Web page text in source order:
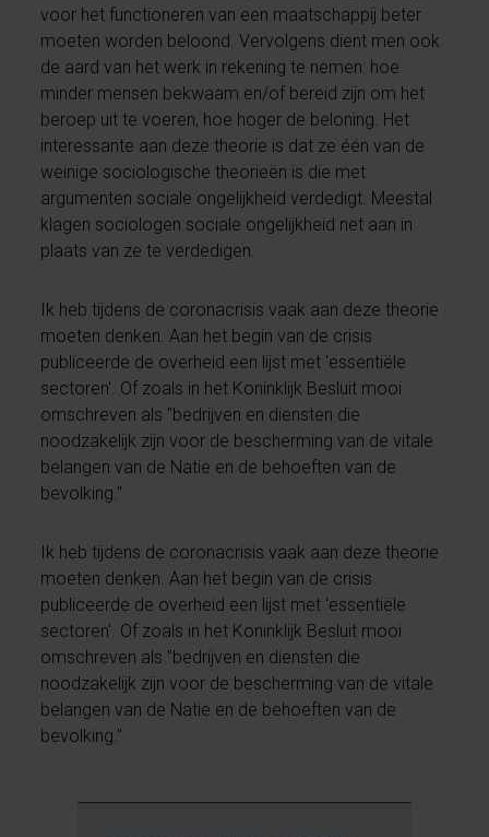
voor het functioneren van een maatschappij beter
moeten worden beloond. Vervolgens dient men ook
de aard van het werk in rekening te nemen: hoe
minder mensen bekwaam en/of bereid zijn om het
beroep uit te voeren, hoe hoger de beloning. Het
interessante aan deze theorie is dat ze één van de
weinige sociologische theorieën is die met
argumenten sociale ongelijkheid verdedigt. Meestal
klagen sociologen sociale ongelijkheid net aan in
plaats van ze te verdedigen.
Ik heb tijdens de coronacrisis vaak aan deze theorie
moeten denken. Aan het begin van de crisis
publiceerde de overheid een lijst met 'essentiële
sectoren'. Of zoals in het Koninklijk Besluit mooi
omschreven als "bedrijven en diensten die
noodzakelijk zijn voor de bescherming van de vitale
belangen van de Natie en de behoeften van de
bevolking."
Ik heb tijdens de coronacrisis vaak aan deze theorie
moeten denken. Aan het begin van de crisis
publiceerde de overheid een lijst met 'essentiële
sectoren'. Of zoals in het Koninklijk Besluit mooi
omschreven als "bedrijven en diensten die
noodzakelijk zijn voor de bescherming van de vitale
belangen van de Natie en de behoeften van de
bevolking."